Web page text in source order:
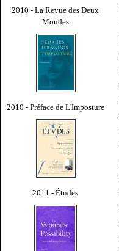
2010 - La Revue des Deux
Mondes
2010 - Préface de L'Imposture
2011 - Études